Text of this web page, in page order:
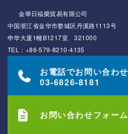
金華日福榮貿易有限公司
中国浙江省金华市婺城区丹溪路1113号
申华大厦1幢B1217室 321000
TEL：+86-579-8210-4135
お電話でお問い合わせ
03-6826-8181
お問い合わせフォーム